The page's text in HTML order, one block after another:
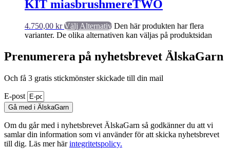
KIT miasbrushmereTWO
4.750,00 kr Välj Alternativ Den här produkten har flera
varianter. De olika alternativen kan väljas på produktsidan
Prenumerera på nyhetsbrevet ÄlskaGarn
Och få 3 gratis stickmönster skickade till din mail
E-post
Gå med i ÄlskaGarn
Om du går med i nyhetsbrevet ÄlskaGarn så godkänner du att vi
samlar din information som vi använder för att skicka nyhetsbrevet
till dig. Läs mer härintegritetspolicy.